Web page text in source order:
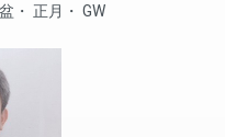
盆 正月 GW